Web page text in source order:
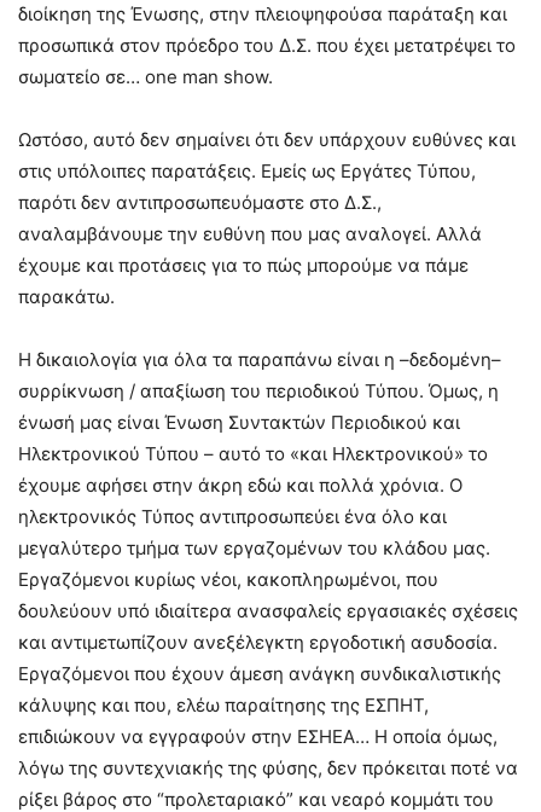
διοίκηση της Ένωσης, στην πλειοψηφούσα παράταξη και
προσωπικά στον πρόεδρο του Δ.Σ. που έχει μετατρέψει το
σωματείο σε… one man show.
Ωστόσο, αυτό δεν σημαίνει ότι δεν υπάρχουν ευθύνες και
στις υπόλοιπες παρατάξεις. Εμείς ως Εργάτες Τύπου,
παρότι δεν αντιπροσωπευόμαστε στο Δ.Σ.,
αναλαμβάνουμε την ευθύνη που μας αναλογεί. Αλλά
έχουμε και προτάσεις για το πώς μπορούμε να πάμε
παρακάτω.
Η δικαιολογία για όλα τα παραπάνω είναι η –δεδομένη–
συρρίκνωση / απαξίωση του περιοδικού Τύπου. Όμως, η
ένωσή μας είναι Ένωση Συντακτών Περιοδικού και
Ηλεκτρονικού Τύπου – αυτό το «και Ηλεκτρονικού» το
έχουμε αφήσει στην άκρη εδώ και πολλά χρόνια. Ο
ηλεκτρονικός Τύπος αντιπροσωπεύει ένα όλο και
μεγαλύτερο τμήμα των εργαζομένων του κλάδου μας.
Εργαζόμενοι κυρίως νέοι, κακοπληρωμένοι, που
δουλεύουν υπό ιδιαίτερα ανασφαλείς εργασιακές σχέσεις
και αντιμετωπίζουν ανεξέλεγκτη εργοδοτική ασυδοσία.
Εργαζόμενοι που έχουν άμεση ανάγκη συνδικαλιστικής
κάλυψης και που, ελέω παραίτησης της ΕΣΠΗΤ,
επιδιώκουν να εγγραφούν στην ΕΣΗΕΑ… Η οποία όμως,
λόγω της συντεχνιακής της φύσης, δεν πρόκειται ποτέ να
ρίξει βάρος στο “προλεταριακό” και νεαρό κομμάτι του